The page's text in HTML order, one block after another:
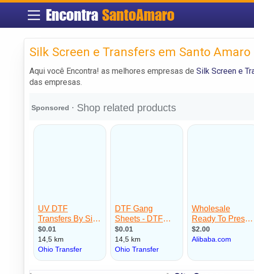
Encontra SantoAmaro
Silk Screen e Transfers em Santo Amaro
Aqui você Encontra! as melhores empresas de Silk Screen e
das empresas.